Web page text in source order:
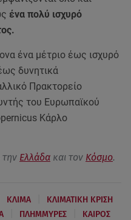
ένα πολύ ισχυρό
ένα μέτριο έως ισχυρό
δυνητικά
Πρακτορείο
του Ευρωπαϊκού
Κάρλο
Ελλάδα και τον Κόσμο.
ΚΛΙΜΑ ΚΛΙΜΑΤΙΚΗ ΚΡΙΣΗ
ΠΛΗΜΜΥΡΕΣ ΚΑΙΡΟΣ